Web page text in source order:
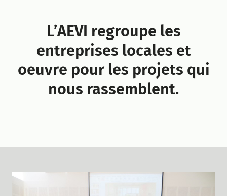
L’AEVI regroupe les
entreprises locales et
oeuvre pour les projets qui
nous rassemblent.